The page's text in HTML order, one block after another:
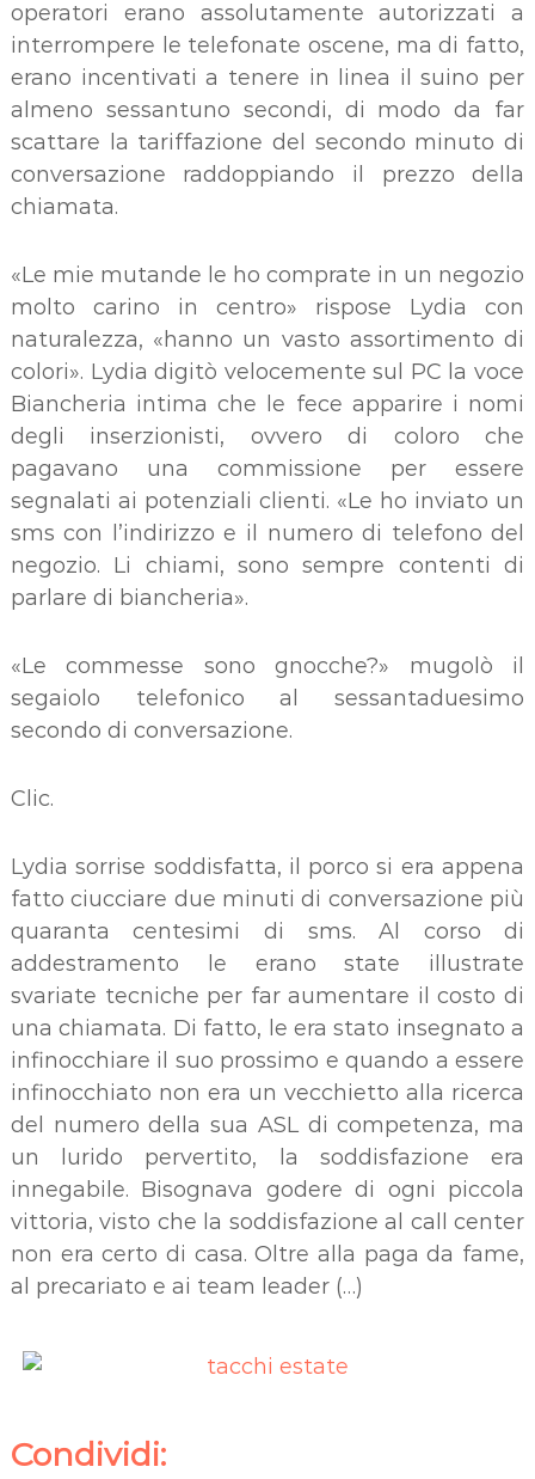
operatori erano assolutamente autorizzati a
interrompere le telefonate oscene, ma di fatto,
erano incentivati a tenere in linea il suino per
almeno sessantuno secondi, di modo da far
scattare la tariffazione del secondo minuto di
conversazione raddoppiando il prezzo della
chiamata.
«Le mie mutande le ho comprate in un negozio
molto carino in centro» rispose Lydia con
naturalezza, «hanno un vasto assortimento di
colori». Lydia digitò velocemente sul PC la voce
Biancheria intima che le fece apparire i nomi
degli inserzionisti, ovvero di coloro che
pagavano una commissione per essere
segnalati ai potenziali clienti. «Le ho inviato un
sms con l’indirizzo e il numero di telefono del
negozio. Li chiami, sono sempre contenti di
parlare di biancheria».
«Le commesse sono gnocche?» mugolò il
segaiolo telefonico al sessantaduesimo
secondo di conversazione.
Clic.
Lydia sorrise soddisfatta, il porco si era appena
fatto ciucciare due minuti di conversazione più
quaranta centesimi di sms. Al corso di
addestramento le erano state illustrate
svariate tecniche per far aumentare il costo di
una chiamata. Di fatto, le era stato insegnato a
infinocchiare il suo prossimo e quando a essere
infinocchiato non era un vecchietto alla ricerca
del numero della sua ASL di competenza, ma
un lurido pervertito, la soddisfazione era
innegabile. Bisognava godere di ogni piccola
vittoria, visto che la soddisfazione al call center
non era certo di casa. Oltre alla paga da fame,
al precariato e ai team leader (…)
Condividi: